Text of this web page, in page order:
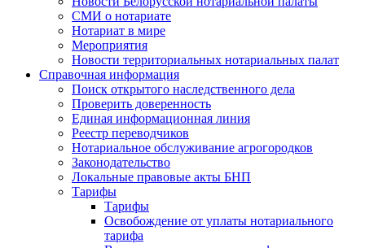
СМИ о нотариате
Нотариат в мире
Мероприятия
Новости территориальных нотариальных палат
Справочная информация
Поиск открытого наследственного дела
Проверить доверенность
Единая информационная линия
Реестр переводчиков
Нотариальное обслуживание агрогородков
Законодательство
Локальные правовые акты БНП
Тарифы
Тарифы
Освобождение от уплаты нотариального
тарифа